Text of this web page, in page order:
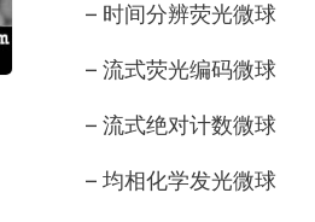
– 时间分辨荧光微球
– 流式荧光编码微球
– 流式绝对计数微球
– 均相化学发光微球